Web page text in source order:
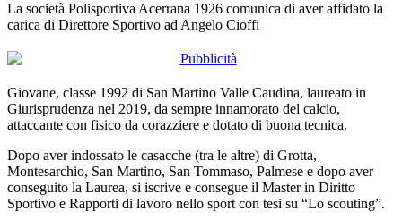
La società Polisportiva Acerrana 1926 comunica di aver affidato la
carica di Direttore Sportivo ad Angelo Cioffi
Giovane, classe 1992 di San Martino Valle Caudina, laureato in
Giurisprudenza nel 2019, da sempre innamorato del calcio,
attaccante con fisico da corazziere e dotato di buona tecnica.
Dopo aver indossato le casacche (tra le altre) di Grotta,
Montesarchio, San Martino, San Tommaso, Palmese e dopo aver
conseguito la Laurea, si iscrive e consegue il Master in Diritto
Sportivo e Rapporti di lavoro nello sport con tesi su “Lo scouting”.